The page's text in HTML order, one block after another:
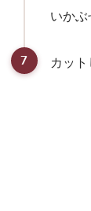
いかぶ
7 カッ